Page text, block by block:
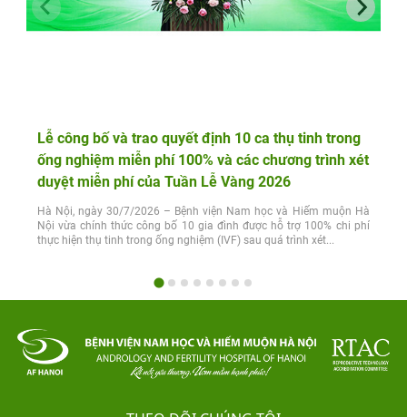
Lễ công bố và trao quyết định 10 ca thụ tinh trong
ống nghiệm miễn phí 100% và các chương trình xét
duyệt miễn phí của Tuần Lễ Vàng 2026
Hà Nội, ngày 30/7/2026 – Bệnh viện Nam học và Hiếm muộn Hà
Nội vừa chính thức công bố 10 gia đình được hỗ trợ 100% chi phí
thực hiện thụ tinh trong ống nghiệm (IVF) sau quá trình xét...